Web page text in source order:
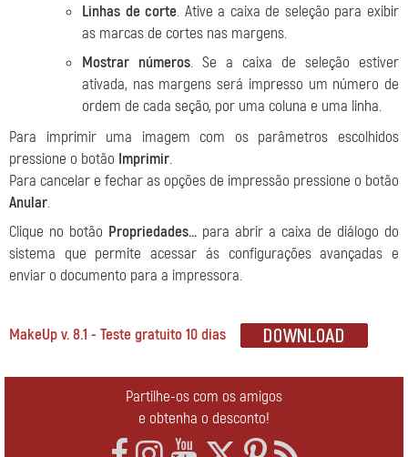
Linhas de corte. Ative a caixa de seleção para exibir
as marcas de cortes nas margens.
Mostrar números. Se a caixa de seleção estiver
ativada, nas margens será impresso um número de
ordem de cada seção, por uma coluna e uma linha.
Para imprimir uma imagem com os parâmetros escolhidos
pressione o botão Imprimir.
Para cancelar e fechar as opções de impressão pressione o botão
Anular.
Clique no botão Propriedades... para abrir a caixa de diálogo do
sistema que permite acessar ás configurações avançadas e
enviar o documento para a impressora.
MakeUp v. 8.1 - Teste gratuito 10 dias
Partilhe-os com os amigos
e obtenha o desconto!